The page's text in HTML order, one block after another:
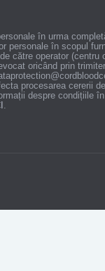
în urma
personale în scopul
către operator (centru
oricând prin
procesarea cererii
despre condițiile
.